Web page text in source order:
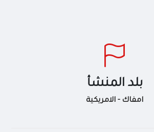
بلد المنشأ
امفاك - الامريكية